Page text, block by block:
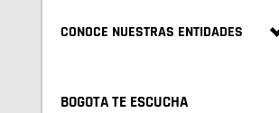
CONOCE NUESTRAS ENTIDADES
BOGOTA TE ESCUCHA